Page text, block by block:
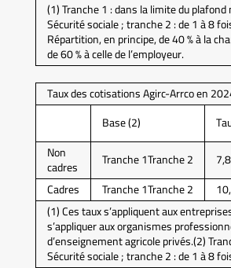
(1) Tranche 1 : dans la limite du
Sécurité sociale ; tranche 2 : de 1 à 8
Répartition, en principe, de 40 % à la
de 60 % à celle de l’employeur.
Taux des cotisations Agirc-Arrco en
Base (2)
Non
cadres Tranche 1Tranche 2
Cadres
Tranche 1Tranche 2
(1) Ces taux s’appliquent aux
s’appliquer aux organismes
d’enseignement agricole privés.(2)
Sécurité sociale ; tranche 2 : de 1 à 8